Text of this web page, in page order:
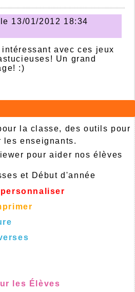
le 13/01/2012 18:34
avec ces jeux
Un grand
:)
la classe, des outils pour
les enseignants.
pour aider nos élèves
et Début d'année
les Élèves